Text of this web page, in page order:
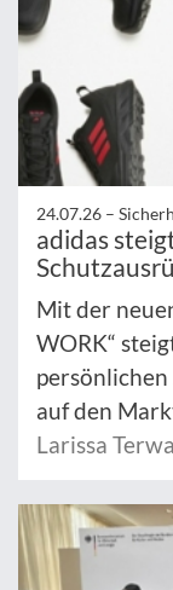
24.07.26 –
adidas
Mit der
WORK“
persönlichen
auf den
Larissa